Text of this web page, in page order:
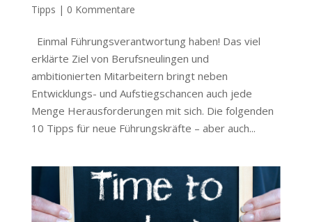
Tipps | 0 Kommentare
Einmal Führungsverantwortung haben! Das viel
erklärte Ziel von Berufsneulingen und
ambitionierten Mitarbeitern bringt neben
Entwicklungs- und Aufstiegschancen auch jede
Menge Herausforderungen mit sich. Die folgenden
10 Tipps für neue Führungskräfte – aber auch...